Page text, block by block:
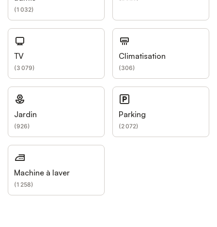
(1 032)
TV
(3 079)
Climatisation
(306)
Jardin
(926)
Parking
(2 072)
Machine à laver
(1 258)